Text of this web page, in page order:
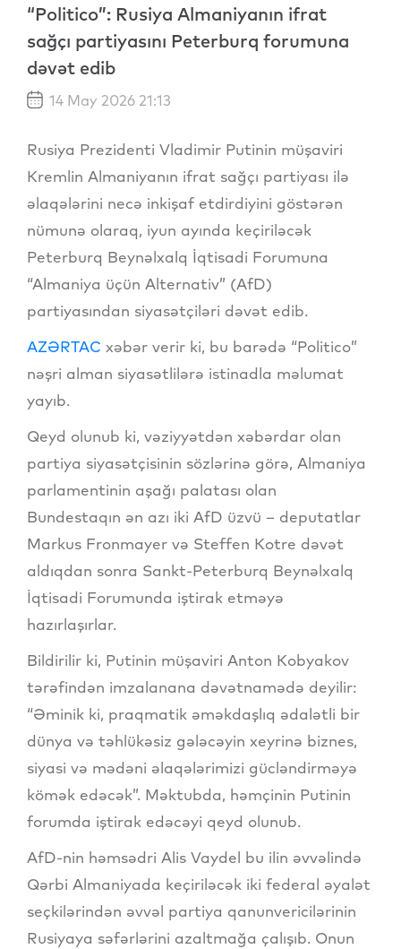
“Politico”: Rusiya Almaniyanın ifrat
sağçı partiyasını Peterburq forumuna
dəvət edib
14 May 2026 21:13
Rusiya Prezidenti Vladimir Putinin müşaviri
Kremlin Almaniyanın ifrat sağçı partiyası ilə
əlaqələrini necə inkişaf etdirdiyini göstərən
nümunə olaraq, iyun ayında keçiriləcək
Peterburq Beynəlxalq İqtisadi Forumuna
“Almaniya üçün Alternativ” (AfD)
partiyasından siyasətçiləri dəvət edib.
AZƏRTAC xəbər verir ki, bu barədə “Politico”
nəşri alman siyasətlilərə istinadla məlumat
yayıb.
Qeyd olunub ki, vəziyyətdən xəbərdar olan
partiya siyasətçisinin sözlərinə görə, Almaniya
parlamentinin aşağı palatası olan
Bundestaqın ən azı iki AfD üzvü – deputatlar
Markus Fronmayer və Steffen Kotre dəvət
aldıqdan sonra Sankt-Peterburq Beynəlxalq
İqtisadi Forumunda iştirak etməyə
hazırlaşırlar.
Bildirilir ki, Putinin müşaviri Anton Kobyakov
tərəfindən imzalanana dəvətnamədə deyilir:
“Əminik ki, praqmatik əməkdaşlıq ədalətli bir
dünya və təhlükəsiz gələcəyin xeyrinə biznes,
siyasi və mədəni əlaqələrimizi gücləndirməyə
kömək edəcək”. Məktubda, həmçinin Putinin
forumda iştirak edəcəyi qeyd olunub.
AfD-nin həmsədri Alis Vaydel bu ilin əvvəlində
Qərbi Almaniyada keçiriləcək iki federal əyalət
seçkilərindən əvvəl partiya qanunvericilərinin
Rusiyaya səfərlərini azaltmağa çalışıb. Onun